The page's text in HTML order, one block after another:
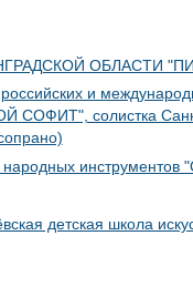
ОБЛАСТИ
и
СОФИТ", солистка
инструментов
детская школа